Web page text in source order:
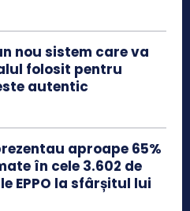
nou sistem care va
folosit pentru
autentic
aproape 65%
în cele 3.602 de
EPPO la sfârșitul lui